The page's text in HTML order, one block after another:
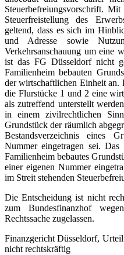
Steuerbefreiungsvorschrift.
Steuerfreistellung des
geltend, dass es sich im
und Adresse sowie
Verkehrsanschauung um eine
ist das FG Düsseldorf nicht
Familienheim bebauten
der wirtschaftlichen Einheit an.
die Flurstücke 1 und 2 eine
als zutreffend unterstellt
in einem zivilrechtlichen
Grundstück der räumlich
Bestandsverzeichnis eines
Nummer eingetragen sei.
Familienheim bebautes
einer eigenen Nummer
im Streit stehenden
Die Entscheidung ist nicht
zum Bundesfinanzhof
Rechtssache zugelassen.
Finanzgericht Düsseldorf,
nicht rechtskräftig